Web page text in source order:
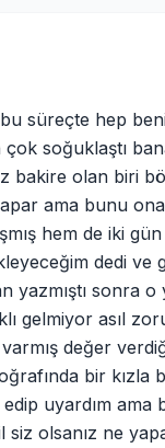
süreçte hep
soğuklaştı
bakire olan biri
ama bunu
hem de iki
dedi ve
yazmıştı sonra
gelmiyor asıl
değer
bir
uyardım ama
olsanız ne